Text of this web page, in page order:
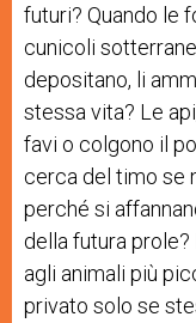
futuri? Quando le
cunicoli
depositano, li
stessa vita? Le
favi o colgono il
cerca del timo se
perché si
della futura
agli animali più
privato solo se